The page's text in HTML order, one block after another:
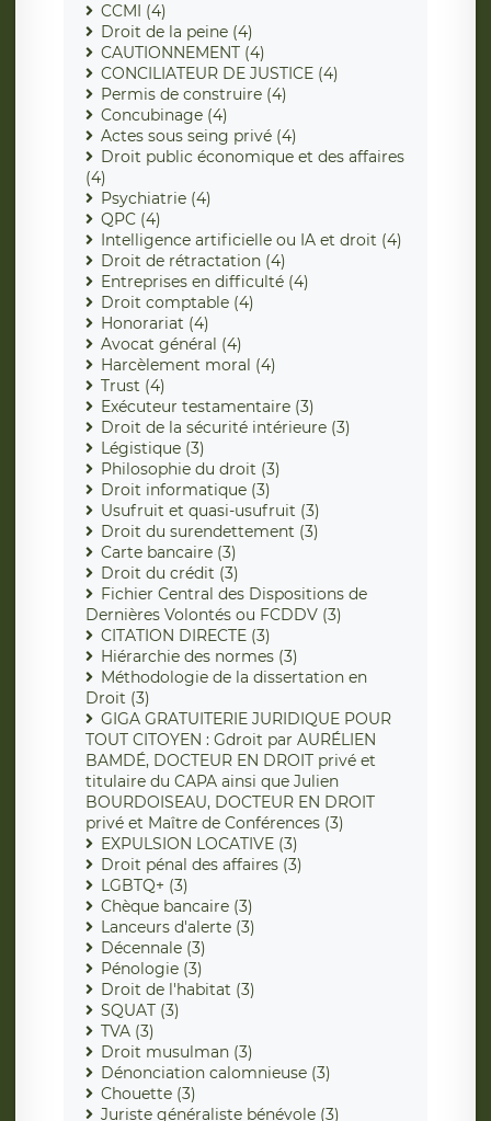
CCMI (4)
Droit de la peine (4)
CAUTIONNEMENT (4)
CONCILIATEUR DE JUSTICE (4)
Permis de construire (4)
Concubinage (4)
Actes sous seing privé (4)
Droit public économique et des affaires
(4)
Psychiatrie (4)
QPC (4)
Intelligence artificielle ou IA et droit (4)
Droit de rétractation (4)
Entreprises en difficulté (4)
Droit comptable (4)
Honorariat (4)
Avocat général (4)
Harcèlement moral (4)
Trust (4)
Exécuteur testamentaire (3)
Droit de la sécurité intérieure (3)
Légistique (3)
Philosophie du droit (3)
Droit informatique (3)
Usufruit et quasi-usufruit (3)
Droit du surendettement (3)
Carte bancaire (3)
Droit du crédit (3)
Fichier Central des Dispositions de
Dernières Volontés ou FCDDV (3)
CITATION DIRECTE (3)
Hiérarchie des normes (3)
Méthodologie de la dissertation en
Droit (3)
GIGA GRATUITERIE JURIDIQUE POUR
TOUT CITOYEN : Gdroit par AURÉLIEN
BAMDÉ, DOCTEUR EN DROIT privé et
titulaire du CAPA ainsi que Julien
BOURDOISEAU, DOCTEUR EN DROIT
privé et Maître de Conférences (3)
EXPULSION LOCATIVE (3)
Droit pénal des affaires (3)
LGBTQ+ (3)
Chèque bancaire (3)
Lanceurs d'alerte (3)
Décennale (3)
Pénologie (3)
Droit de l'habitat (3)
SQUAT (3)
TVA (3)
Droit musulman (3)
Dénonciation calomnieuse (3)
Chouette (3)
Juriste généraliste bénévole (3)